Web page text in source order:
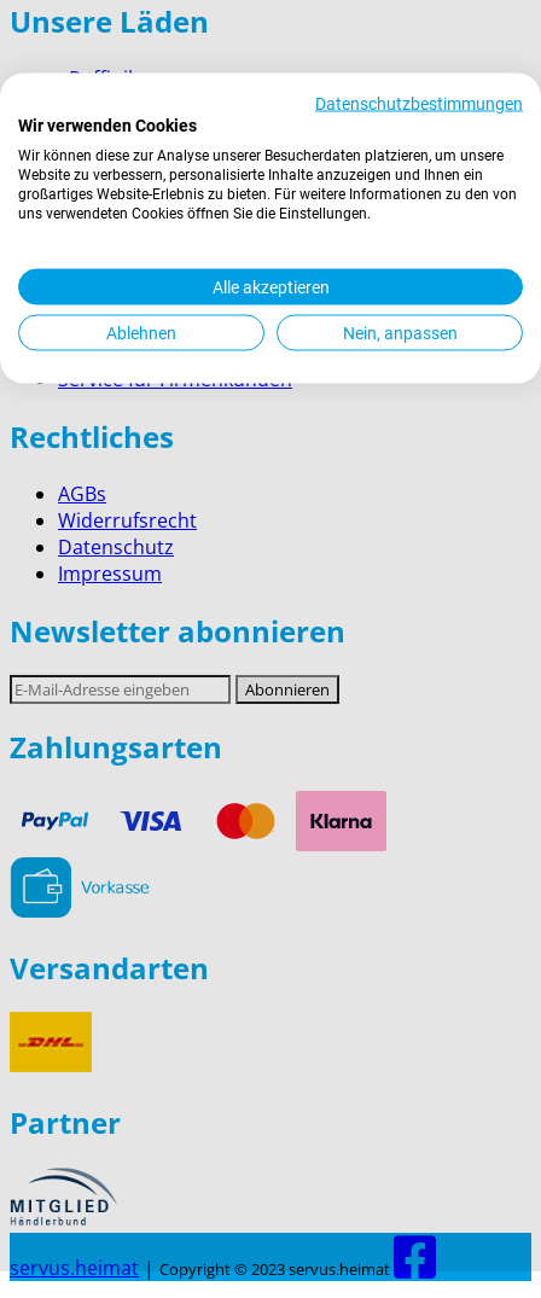
Unsere Läden
› Ruffinihaus
› Prien am Chiemsee
› Garmisch-Partenkirchen
› Berchtesgaden
Zahlung
Versand
Kontakt
Service für Firmenkunden
Rechtliches
AGBs
Widerrufsrecht
Datenschutz
Impressum
Newsletter abonnieren
E-
Mail-
Adresse
Abonnieren
Zahlungsarten
Versandarten
Partner
servus.heimat | Copyright © 2023 servus.heimat
Datenschutzbestimmungen
Wir verwenden Cookies
Wir können diese zur Analyse unserer Besucherdaten platzieren, um unsere
Website zu verbessern, personalisierte Inhalte anzuzeigen und Ihnen ein
großartiges Website-Erlebnis zu bieten. Für weitere Informationen zu den von
uns verwendeten Cookies öffnen Sie die Einstellungen.
Alle akzeptieren
Ablehnen Nein, anpassen